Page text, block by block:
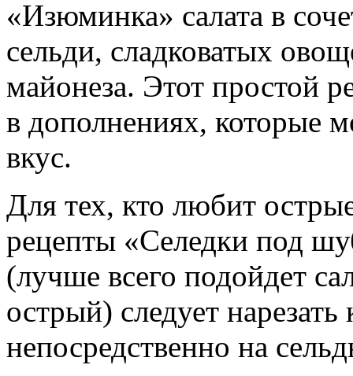
«Изюминка» салата в
сельди, сладковатых
майонеза. Этот простой
в дополнениях, которые
вкус.
Для тех, кто любит
рецепты «Селедки под
(лучше всего подойдет
острый) следует
непосредственно на